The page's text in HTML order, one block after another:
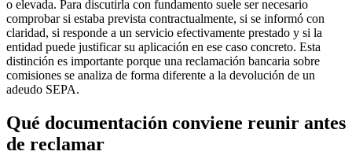
o elevada. Para discutirla con fundamento suele ser necesario
comprobar si estaba prevista contractualmente, si se informó con
claridad, si responde a un servicio efectivamente prestado y si la
entidad puede justificar su aplicación en ese caso concreto. Esta
distinción es importante porque una reclamación bancaria sobre
comisiones se analiza de forma diferente a la devolución de un
adeudo SEPA.
Qué documentación conviene reunir antes
de reclamar